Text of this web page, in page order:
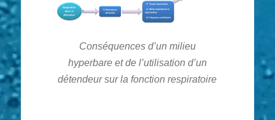
Conséquences d’un milieu
hyperbare et de l’utilisation d’un
détendeur sur la fonction respiratoire